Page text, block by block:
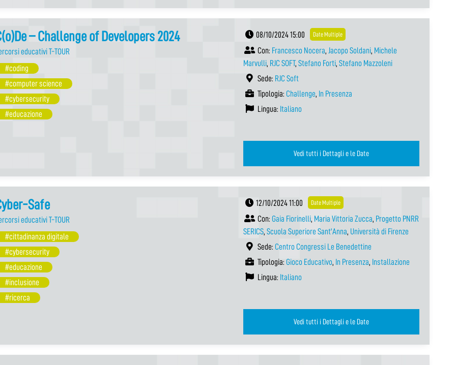
– Challenge of Developers 2024
educativi T-TOUR
#coding
#computer science
#cybersecurity
#educazione
08/10/2024 15:00 Date Multiple
Con: Francesco Nocera, Jacopo Soldani, Michele
Marvulli, RJC SOFT, Stefano Forti, Stefano Mazzoleni
Sede: RJC Soft
Tipologia: Challenge, In Presenza
Lingua: Italiano
Vedi tutti i Dettagli e le Date
Safe
educativi T-TOUR
#cittadinanza digitale
#cybersecurity
#educazione
#inclusione
#ricerca
12/10/2024 11:00 Date Multiple
Con: Gaia Fiorinelli, Maria Vittoria Zucca, Progetto PNRR
SERICS, Scuola Superiore Sant'Anna, Università di Firenze
Sede: Centro Congressi Le Benedettine
Tipologia: Gioco Educativo, In Presenza, Installazione
Lingua: Italiano
Vedi tutti i Dettagli e le Date